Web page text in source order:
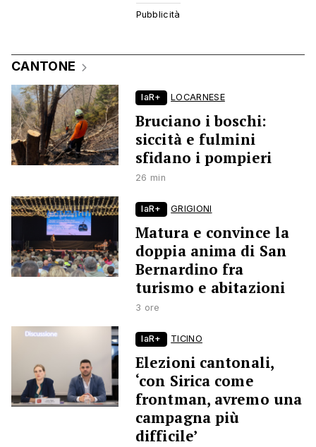
CANTONE
laR+ LOCARNESE
Bruciano i boschi:
siccità e fulmini
sfidano i pompieri
26 min
laR+ GRIGIONI
Matura e convince la
doppia anima di San
Bernardino fra
turismo e abitazioni
3 ore
laR+ TICINO
Elezioni cantonali,
‘con Sirica come
frontman, avremo una
campagna più
difficile’